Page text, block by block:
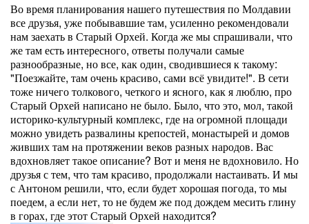
Во время планирования нашего путешествия по Молдавии
все друзья, уже побывавшие там, усиленно рекомендовали
нам заехать в Старый Орхей. Когда же мы спрашивали, что
же там есть интересного, ответы получали самые
разнообразные, но все, как один, сводившиеся к такому:
"Поезжайте, там очень красиво, сами всё увидите!". В сети
тоже ничего толкового, четкого и ясного, как я люблю, про
Старый Орхей написано не было. Было, что это, мол, такой
историко-культурный комплекс, где на огромной площади
можно увидеть развалины крепостей, монастырей и домов
живших там на протяжении веков разных народов. Вас
вдохновляет такое описание? Вот и меня не вдохновило. Но
друзья с тем, что там красиво, продолжали настаивать. И мы
с Антоном решили, что, если будет хорошая погода, то мы
поедем, а если нет, то не будем же под дождем месить глину
в горах, где этот Старый Орхей находится?